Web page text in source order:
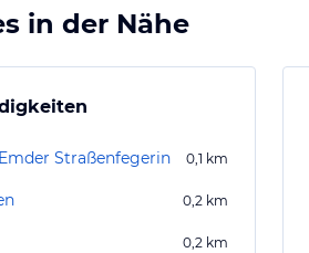
in der Nähe
Straßenfegerin 0,1 km
0,2 km
0,2 km